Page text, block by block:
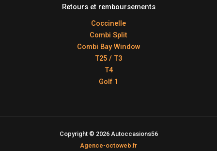
Retours et remboursements
Coccinelle
Combi Split
Combi Bay Window
T25 / T3
T4
Golf 1
Copyright © 2026 Autoccasions56
Agence-octoweb.fr